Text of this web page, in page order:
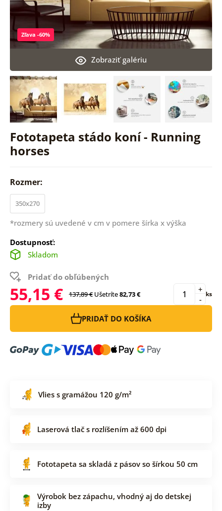
Fototapeta stádo koní - Running
horses
Zobraziť galériu
Zľava -60%
Rozmer:
350x270
*rozmery sú uvedené v cm v pomere šírka x výška
Dostupnosť:
Skladom
Pridať do obľúbených
55,15 € 137,89 € Ušetríte82,73 € -
+ ks
PRIDAŤ DO KOŠÍKA
Vlies s gramážou 120 g/m²
Laserová tlač s rozlíšením až 600 dpi
Fototapeta sa skladá z pásov so šírkou 50 cm
Výrobok bez zápachu, vhodný aj do detskej
izby